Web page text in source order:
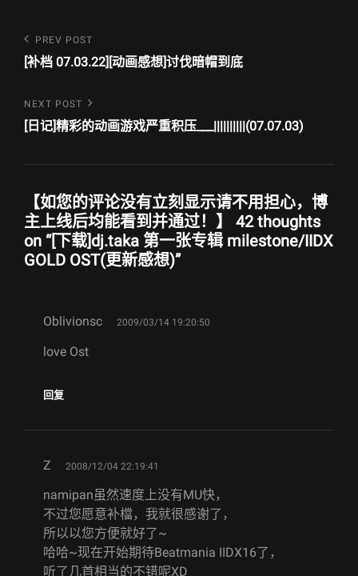
文
章
航
Previous
Post
PREV POST
[补档 07.03.22][动画感想]讨伐暗帽到底
Next
Post
NEXT POST
[日记]精彩的动画游戏严重积压___||||||||||(07.07.03)
【如您的评论没有立刻显示请不用担心，博
主上线后均能看到并通过！】 42 thoughts
on “[下载]dj.taka 第一张专辑 milestone/IIDX
GOLD OST(更新感想)”
Oblivionsc says:
2009/03/14 19:20:50
love Ost
回复
Z says:
2008/12/04 22:19:41
namipan虽然速度上没有MU快，
不过您愿意补檔，我就很感谢了，
所以以您方便就好了~
哈哈~现在开始期待Beatmania IIDX16了，
听了几首相当的不错呢XD